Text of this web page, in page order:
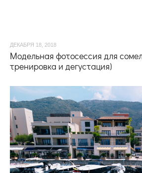
ДЕКАБРЯ 18, 2018
Модельная фотосессия для
тренировка и дегустация)